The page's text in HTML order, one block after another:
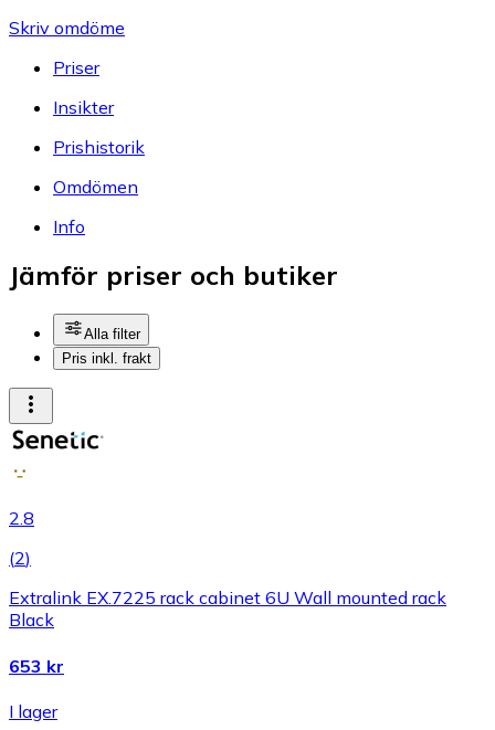
Skriv omdöme
Priser
Insikter
Prishistorik
Omdömen
Info
Jämför priser och butiker
Alla filter
Pris inkl. frakt
2.8
(2)
Extralink EX.7225 rack cabinet 6U Wall mounted rack
Black
653 kr
I lager